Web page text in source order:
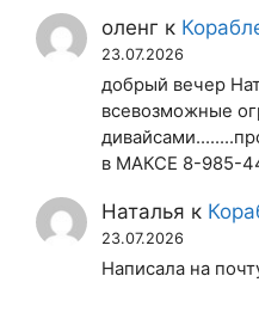
оленг к
23.07.2026
добрый вечер
всевозможные
в МАКСЕ 8-985-
Наталья к
23.07.2026
Написала на